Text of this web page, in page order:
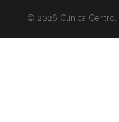
© 2026 Clínica Centro.